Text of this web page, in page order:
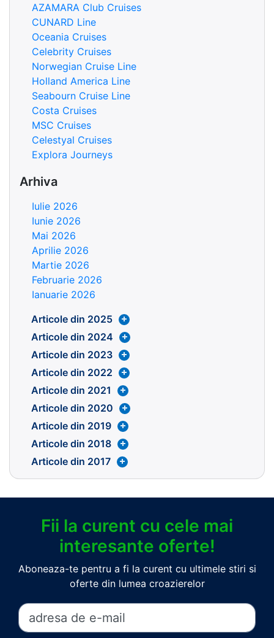
AZAMARA Club Cruises
CUNARD Line
Oceania Cruises
Celebrity Cruises
Norwegian Cruise Line
Holland America Line
Seabourn Cruise Line
Costa Cruises
MSC Cruises
Celestyal Cruises
Explora Journeys
Arhiva
Iulie 2026
Iunie 2026
Mai 2026
Aprilie 2026
Martie 2026
Februarie 2026
Ianuarie 2026
Articole din 2025
Articole din 2024
Articole din 2023
Articole din 2022
Articole din 2021
Articole din 2020
Articole din 2019
Articole din 2018
Articole din 2017
Fii la curent cu cele mai
interesante oferte!
Aboneaza-te pentru a fi la curent cu ultimele stiri si
oferte din lumea croazierelor